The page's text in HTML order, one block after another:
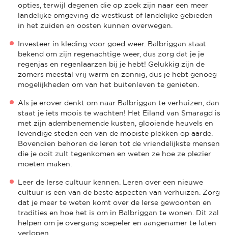
opties, terwijl degenen die op zoek zijn naar een meer
landelijke omgeving de westkust of landelijke gebieden
in het zuiden en oosten kunnen overwegen.
Investeer in kleding voor goed weer. Balbriggan staat
bekend om zijn regenachtige weer, dus zorg dat je je
regenjas en regenlaarzen bij je hebt! Gelukkig zijn de
zomers meestal vrij warm en zonnig, dus je hebt genoeg
mogelijkheden om van het buitenleven te genieten.
Als je erover denkt om naar Balbriggan te verhuizen, dan
staat je iets moois te wachten! Het Eiland van Smaragd is
met zijn adembenemende kusten, glooiende heuvels en
levendige steden een van de mooiste plekken op aarde.
Bovendien behoren de Ieren tot de vriendelijkste mensen
die je ooit zult tegenkomen en weten ze hoe ze plezier
moeten maken.
Leer de Ierse cultuur kennen. Leren over een nieuwe
cultuur is een van de beste aspecten van verhuizen. Zorg
dat je meer te weten komt over de Ierse gewoonten en
tradities en hoe het is om in Balbriggan te wonen. Dit zal
helpen om je overgang soepeler en aangenamer te laten
verlopen.